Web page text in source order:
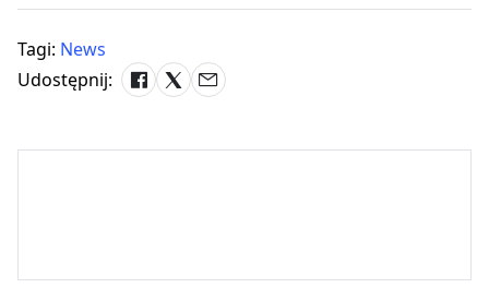
Tagi: News
Udostępnij: